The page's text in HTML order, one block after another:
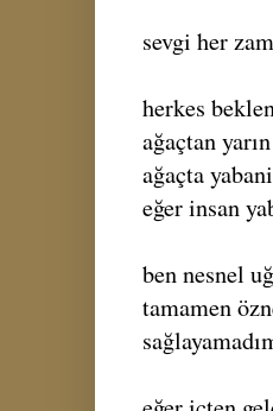
sevgi her
herkes
ağaçtan
ağaçta
eğer insan
ben nesnel
tamamen